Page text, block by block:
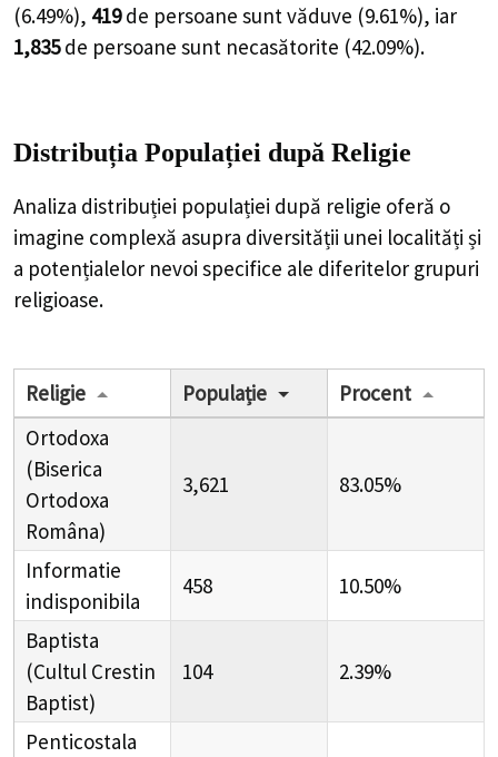
(6.49%), 419 de persoane sunt văduve (9.61%), iar
1,835 de persoane sunt necasătorite (42.09%).
Distribuția Populației după Religie
Analiza distribuției populației după religie oferă o
imagine complexă asupra diversității unei localități și
a potențialelor nevoi specifice ale diferitelor grupuri
religioase.
Religie Populație
Procent
Ortodoxa
(Biserica
Ortodoxa
Româna)
3,621 83.05%
Informatie
indisponibila
458 10.50%
Baptista
(Cultul Crestin
Baptist)
104 2.39%
Penticostala